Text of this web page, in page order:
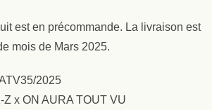
est en précommande. La livraison est
mois de Mars 2025.
2025
Z x ON AURA TOUT VU